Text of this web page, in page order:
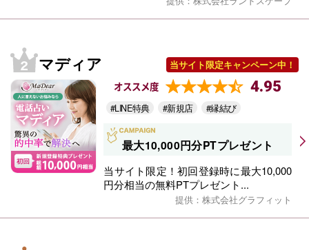
マディア 当サイト限定キャンペーン中！
オススメ度 4.95
#LINE特典 #新規店 #縁結び
最大10,000円分PTプレゼント
当サイト限定！初回登録時に最大10,000
円分相当の無料PTプレゼント...
提供：株式会社グラフィット